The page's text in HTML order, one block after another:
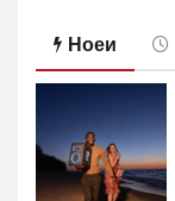
Ноеи